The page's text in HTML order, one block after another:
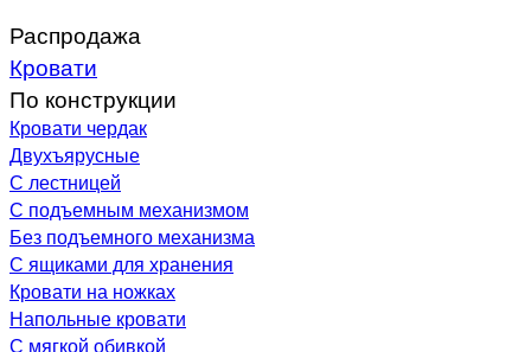
Распродажа
Кровати
По конструкции
Кровати чердак
Двухъярусные
С лестницей
С подъемным механизмом
Без подъемного механизма
С ящиками для хранения
Кровати на ножках
Напольные кровати
С мягкой обивкой